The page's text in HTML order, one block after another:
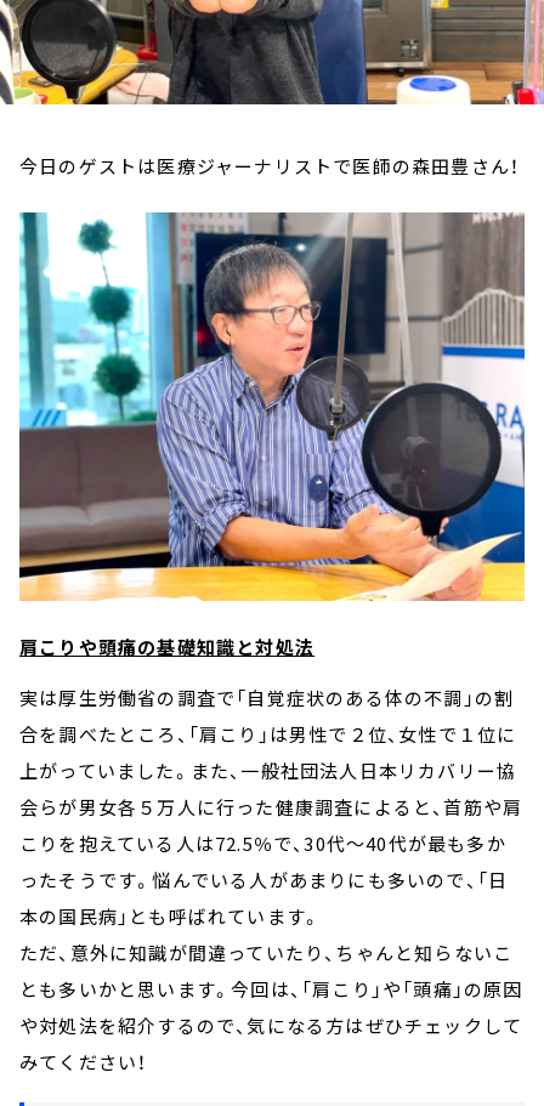
今日のゲストは医療ジャーナリストで医師の森田豊さん！
肩こりや頭痛の基礎知識と対処法
実は厚生労働省の調査で「自覚症状のある体の不調」の割
合を調べたところ、「肩こり」は男性で２位、女性で１位に
上がっていました。また、一般社団法人日本リカバリー協
会らが男女各５万人に行った健康調査によると、首筋や肩
こりを抱えている人は72.5％で、30代～40代が最も多か
ったそうです。悩んでいる人があまりにも多いので、「日
本の国民病」とも呼ばれています。
ただ、意外に知識が間違っていたり、ちゃんと知らないこ
とも多いかと思います。今回は、「肩こり」や「頭痛」の原因
や対処法を紹介するので、気になる方はぜひチェックして
みてください！